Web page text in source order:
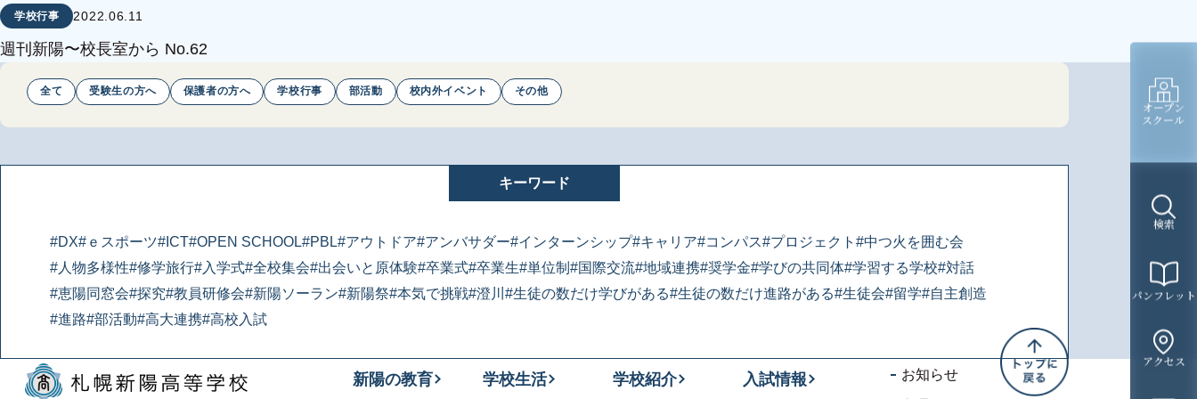
オープン
スクール
検索
パンフレット
アクセス
学校行事 2022.06.11
週刊新陽〜校長室から No.62
全て 受験生の方へ 保護者の方へ 学校行事 部活動 校内外イベント その他
キーワード
#DX#ｅスポーツ#ICT#OPEN SCHOOL#PBL#アウトドア#アンバサダー#インターンシップ#キャリア#コンパス#プロジェクト #中つ火を囲む会
#人物多様性#修学旅行#入学式#全校集会#出会いと原体験#卒業式#卒業生#単位制 #国際交流#地域連携#奨学金#学びの共同体#学習する学校#対話
#恵陽同窓会#探究#教員研修会#新陽ソーラン#新陽祭#本気で挑戦#澄川 #生徒の数だけ学びがある#生徒の数だけ進路がある#生徒会#留学#自主創造
#進路#部活動#高大連携#高校入試
新陽の教育 学校生活 学校紹介 入試情報 お知らせ